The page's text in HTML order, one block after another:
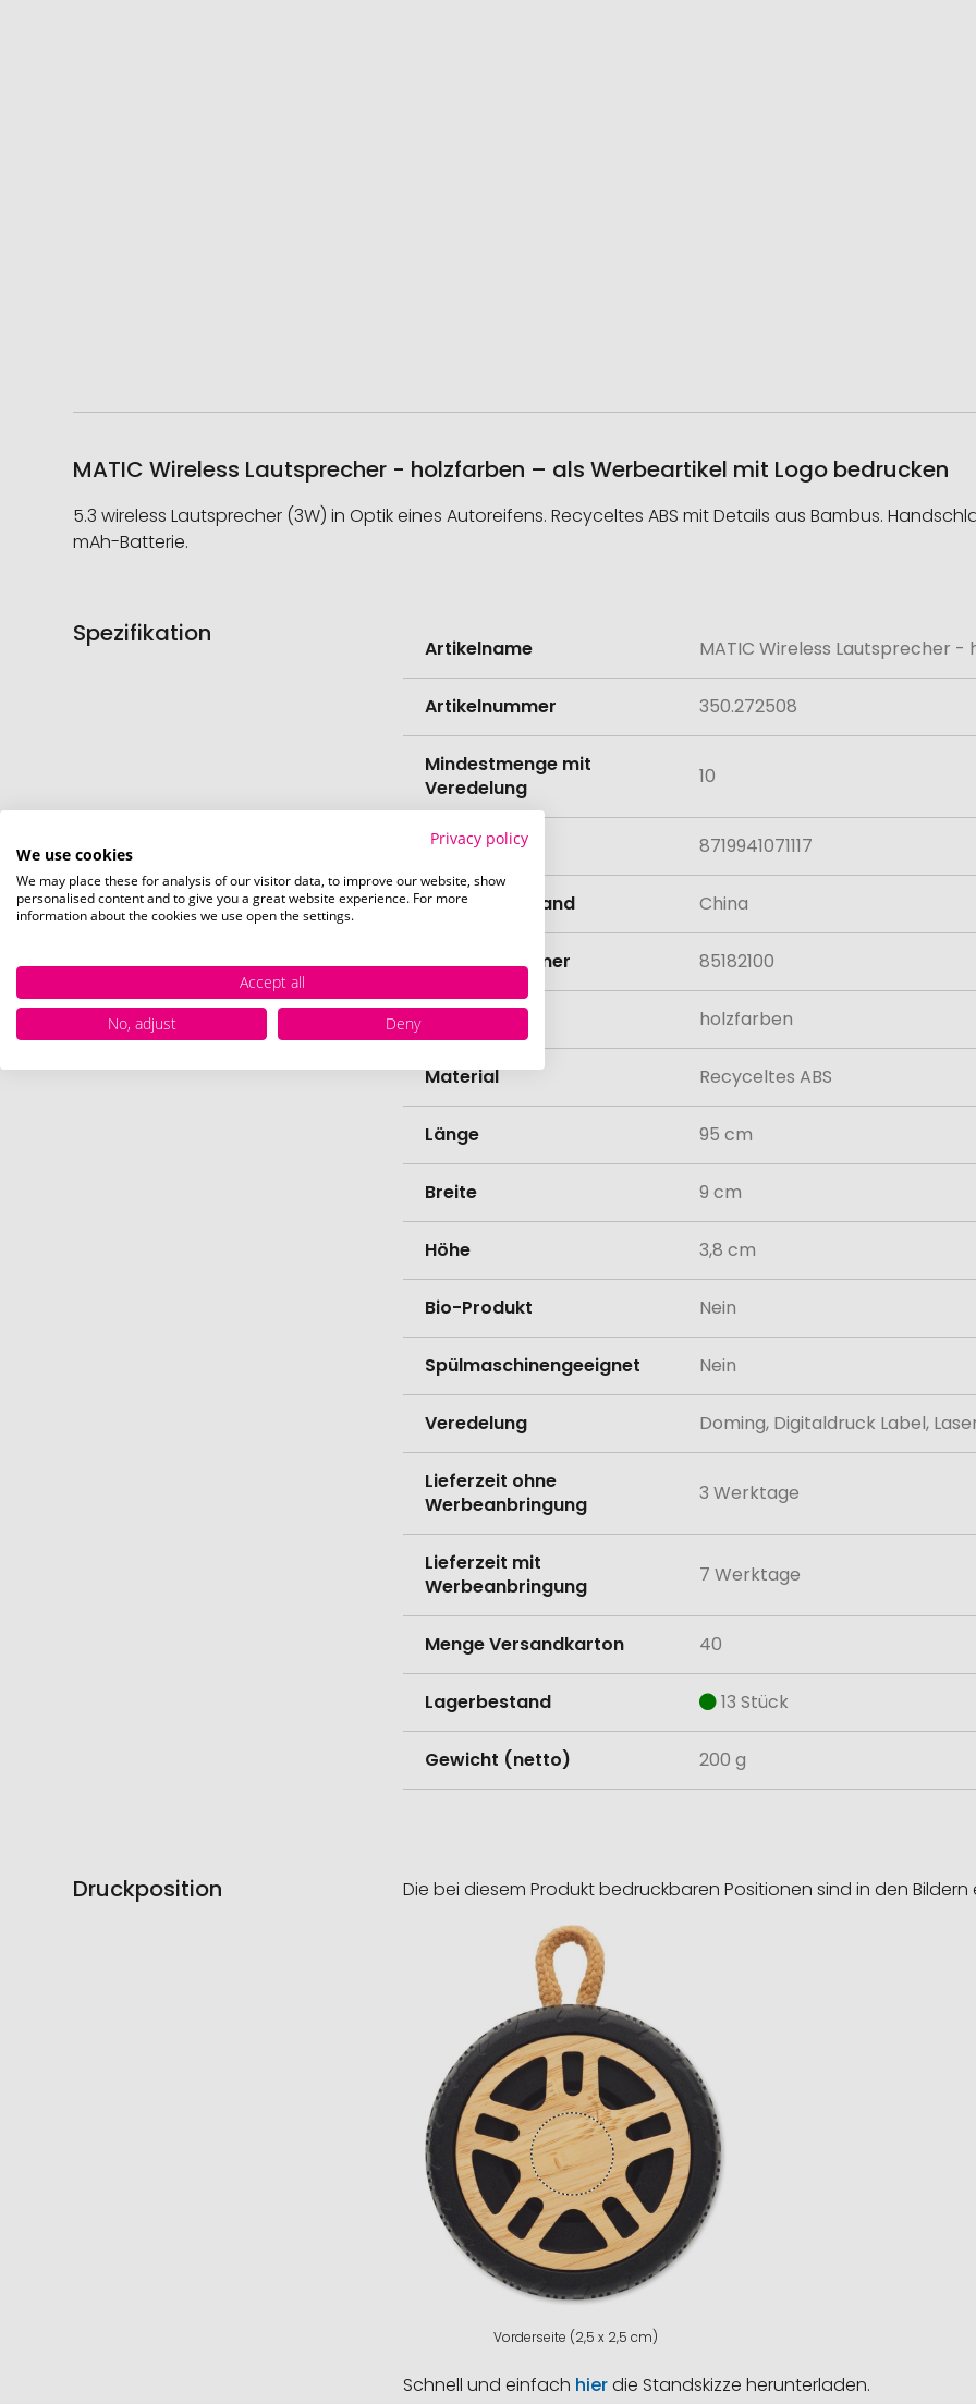
MATIC Wireless Lautsprecher - holzfarben – als Werbeartikel mit Logo bedrucken
5.3 wireless Lautsprecher (3W) in Optik eines Autoreifens. Recyceltes ABS mit Details aus Bambus.
mAh-Batterie.
Spezifikation
Informationen
Artikelname MATIC Wireless Lautsprecher -
Artikelnummer 350.272508
Mindestmenge mit
Veredelung
10
EAN 8719941071117
Herstellungsland China
Zolltarifnummer 85182100
holzfarben
Material Recyceltes ABS
Länge 95 cm
Breite 9 cm
Höhe 3,8 cm
Bio-Produkt Nein
Spülmaschinengeeignet Nein
Veredelung Doming, Digitaldruck Label,
Lieferzeit ohne
Werbeanbringung
3 Werktage
Lieferzeit mit
Werbeanbringung
7 Werktage
Menge Versandkarton 40
Lagerbestand 13 Stück
Gewicht (netto) 200 g
Druckposition Die bei diesem Produkt bedruckbaren Positionen sind in den
Vorderseite (2,5 x 2,5 cm)
Schnell und einfach hierdie Standskizze herunterladen.
Privacy policy
We use cookies
We may place these for analysis of our visitor data, to improve our website, show
personalised content and to give you a great website experience. For more
information about the cookies we use open the settings.
Accept all
No, adjust
Deny